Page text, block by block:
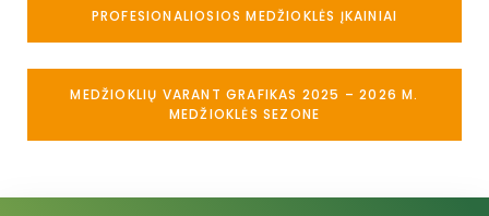
PROFESIONALIOSIOS MEDŽIOKLĖS ĮKAINIAI
MEDŽIOKLIŲ VARANT GRAFIKAS 2025 – 2026 M.
MEDŽIOKLĖS SEZONE